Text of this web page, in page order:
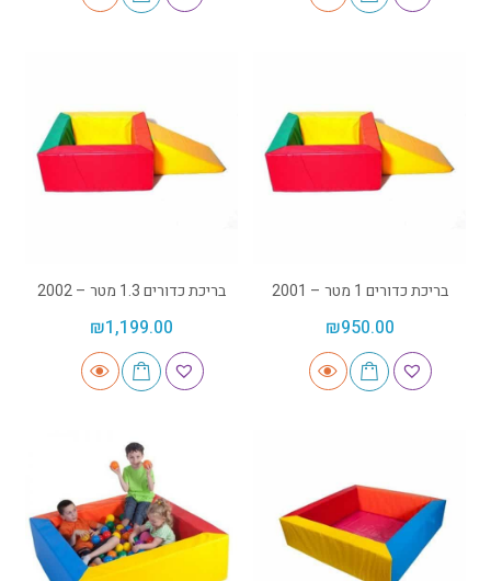
בריכת כדורים 1 מטר – 2001
₪950.00
בריכת כדורים 1.3 מטר – 2002
₪1,199.00